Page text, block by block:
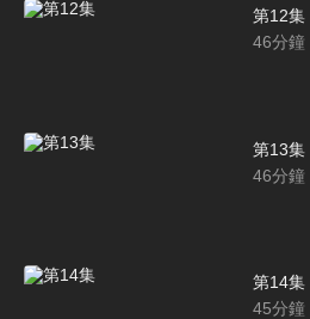
第12集
46分鐘
第13集
46分鐘
第14集
45分鐘